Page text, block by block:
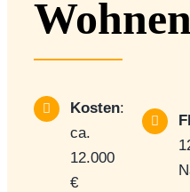
Wohnen
Kosten:
ca.
12.000
€